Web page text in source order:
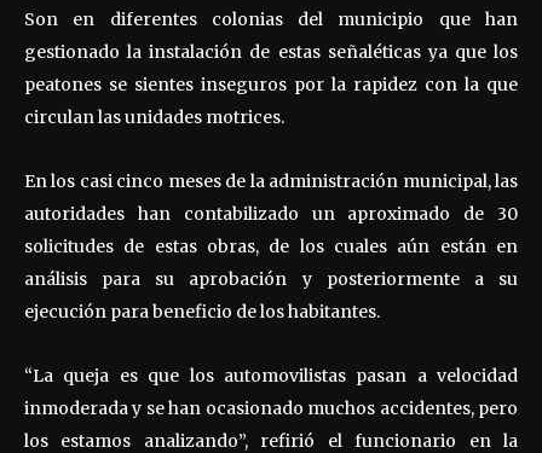
Son en diferentes colonias del municipio que han
gestionado la instalación de estas señaléticas ya que los
peatones se sientes inseguros por la rapidez con la que
circulan las unidades motrices.
En los casi cinco meses de la administración municipal, las
autoridades han contabilizado un aproximado de 30
solicitudes de estas obras, de los cuales aún están en
análisis para su aprobación y posteriormente a su
ejecución para beneficio de los habitantes.
“La queja es que los automovilistas pasan a velocidad
inmoderada y se han ocasionado muchos accidentes, pero
los estamos analizando”, refirió el funcionario en la